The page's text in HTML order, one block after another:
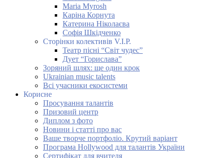
Maria Myrosh
Каріна Корнута
Катерина Ніколаєва
Софія Шкідченко
Сторінки колективів V.I.P.
Театр пісні “Світ чудес”
Дует “Горислава”
Зоряний шлях: ще один крок
Ukrainian music talents
Всі учасники екосистеми
Корисне
Просування талантів
Призовий центр
Диплом з фото
Новини і статті про вас
Ваше творче портфоліо. Крутий варіант
Програма Hollywood для талантів України
Сертифікат для вчителя